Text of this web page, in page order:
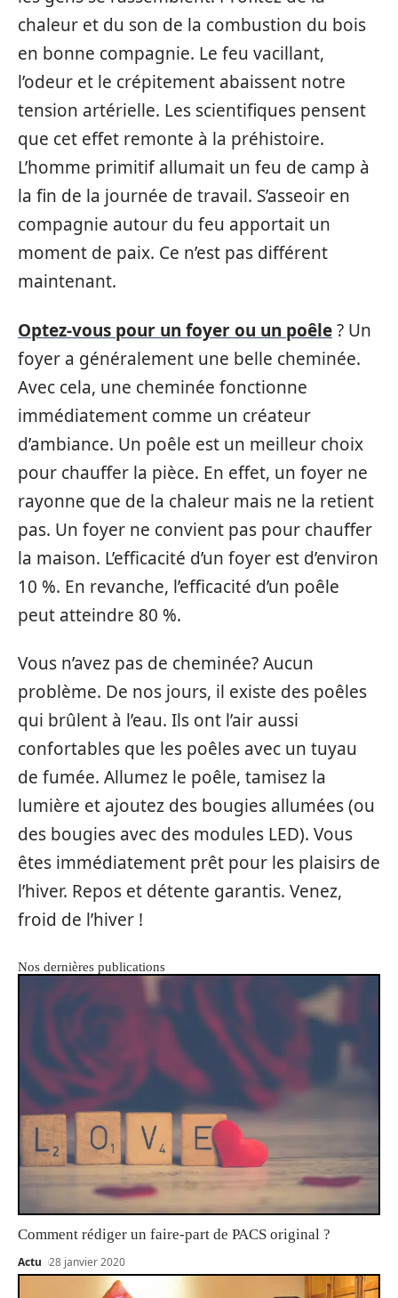
chaleur et du son de la combustion du bois
en bonne compagnie. Le feu vacillant,
l’odeur et le crépitement abaissent notre
tension artérielle. Les scientifiques pensent
que cet effet remonte à la préhistoire.
L’homme primitif allumait un feu de camp à
la fin de la journée de travail. S’asseoir en
compagnie autour du feu apportait un
moment de paix. Ce n’est pas différent
maintenant.
Optez-vous pour un foyer ou un poêle? Un
foyer a généralement une belle cheminée.
Avec cela, une cheminée fonctionne
immédiatement comme un créateur
d’ambiance. Un poêle est un meilleur choix
pour chauffer la pièce. En effet, un foyer ne
rayonne que de la chaleur mais ne la retient
pas. Un foyer ne convient pas pour chauffer
la maison. L’efficacité d’un foyer est d’environ
10 %. En revanche, l’efficacité d’un poêle
peut atteindre 80 %.
Vous n’avez pas de cheminée? Aucun
problème. De nos jours, il existe des poêles
qui brûlent à l’eau. Ils ont l’air aussi
confortables que les poêles avec un tuyau
de fumée. Allumez le poêle, tamisez la
lumière et ajoutez des bougies allumées (ou
des bougies avec des modules LED). Vous
êtes immédiatement prêt pour les plaisirs de
l’hiver. Repos et détente garantis. Venez,
froid de l’hiver !
Nos dernières publications
Comment rédiger un faire-part de PACS original ?
Actu 28 janvier 2020